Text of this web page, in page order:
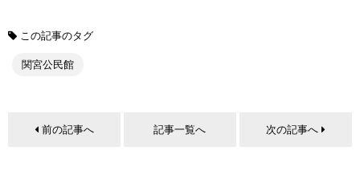
この記事のタグ
関宮公民館
前の記事へ 記事一覧へ 次の記事へ